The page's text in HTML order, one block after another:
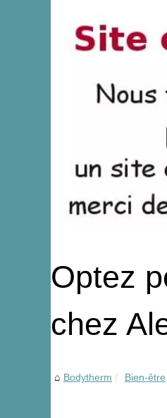
Optez
chez
Bodytherm Bien-être